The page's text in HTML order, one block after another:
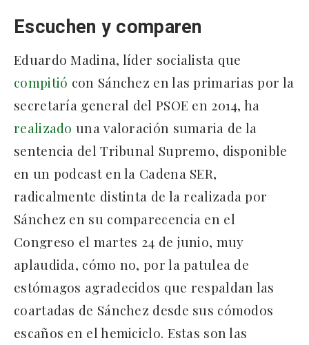
Escuchen y comparen
Eduardo Madina, líder socialista que
compitió con Sánchez en las primarias por la
secretaría general del PSOE en 2014, ha
realizado una valoración sumaria de la
sentencia del Tribunal Supremo, disponible
en un podcast en la Cadena SER,
radicalmente distinta de la realizada por
Sánchez en su comparecencia en el
Congreso el martes 24 de junio, muy
aplaudida, cómo no, por la patulea de
estómagos agradecidos que respaldan las
coartadas de Sánchez desde sus cómodos
escaños en el hemiciclo. Estas son las